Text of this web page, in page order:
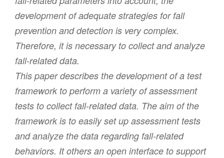
development of adequate strategies for fall
prevention and detection is very complex.
Therefore, it is necessary to collect and analyze
fall-related data.
This paper describes the development of a test
framework to perform a variety of assessment
tests to collect fall-related data. The aim of the
framework is to easily set up assessment tests
and analyze the data regarding fall-related
behaviors. It others an open interface to support